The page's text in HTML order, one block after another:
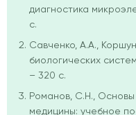
диагностика
с.
Савченко, А.А.,
биологических
– 320 с.
Романов, С.Н., Основы
медицины: учебное